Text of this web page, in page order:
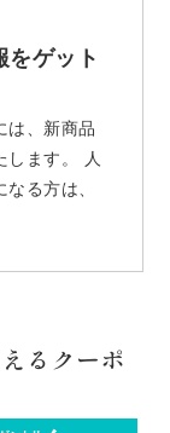
をゲット
は、新商品
します。 人
る方は、
るクーポ